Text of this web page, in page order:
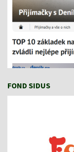
FOND SIDUS